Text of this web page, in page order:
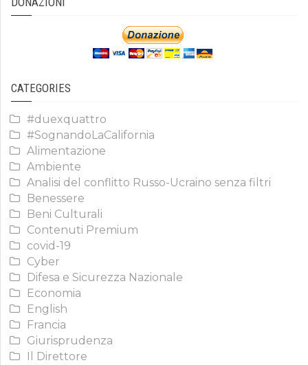
CATEGORIES
#duexquattro
#SognandoLaCalifornia
Alimentazione
Ambiente
Analisi del conflitto Russo-Ucraino senza filtri
Benessere
Beni Culturali
Contenuti Premium
covid-19
Cyber
Difesa e Sicurezza Nazionale
Economia
English
Francia
Giurisprudenza
Il Direttore